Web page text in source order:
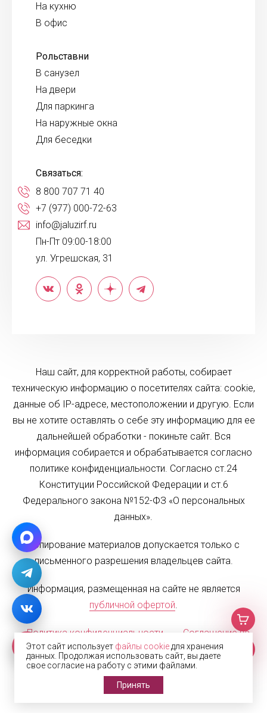
На кухню
В офис
Рольставни
В санузел
На двери
Для паркинга
На наружные окна
Для беседки
Связаться:
8 800 707 71 40
+7 (977) 000-72-63
info@jaluzirf.ru
Пн-Пт 09:00-18:00
ул. Угрешская, 31
Наш сайт, для корректной работы, собирает
техническую информацию о посетителях сайта: cookie,
данные об IP-адресе, местоположении и другую. Если
вы не хотите оставлять о себе эту информацию для ее
дальнейшей обработки - покиньте сайт. Вся
информация собирается и обрабатывается согласно
политике конфиденциальности. Согласно ст.24
Конституции Российской Федерации и ст.6
Федерального закона №152-ФЗ «О персональных
данных».
Копирование материалов допускается только с
письменного разрешения владельцев сайта.
Информация, размещенная на сайте не является
публичной офертой.
Политика конфиденциальности
Соглашение на
обработку персональных данных
Карта сайта
© 2002—2026 Жалюзи.РФ
Этот сайт использует файлы cookie для хранения
данных. Продолжая использовать сайт, вы даете
свое согласие на работу с этими файлами.
Принять